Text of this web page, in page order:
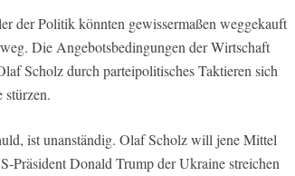
der Politik könnten gewissermaßen weggekauft
Die Angebotsbedingungen der Wirtschaft
Scholz durch parteipolitisches Taktieren sich
stürzen.
ist unanständig. Olaf Scholz will jene Mittel
Präsident Donald Trump der Ukraine streichen